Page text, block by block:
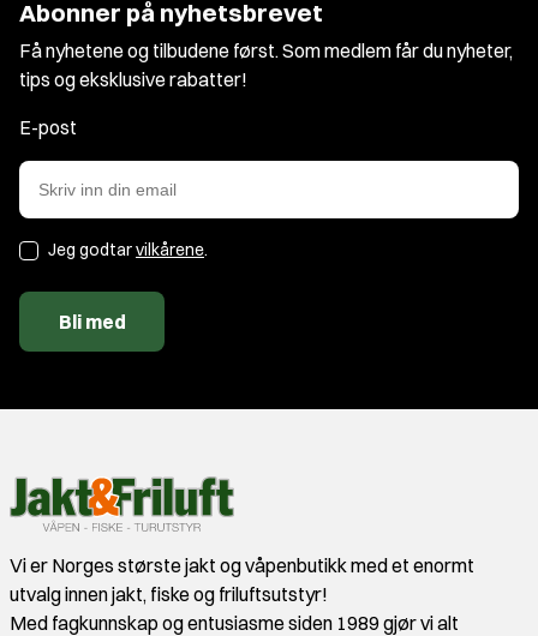
Abonner på nyhetsbrevet
Få nyhetene og tilbudene først. Som medlem får du nyheter,
tips og eksklusive rabatter!
E-post
Jeg godtarvilkårene.
Bli med
Vi er Norges største jakt og våpenbutikk med et enormt
utvalg innen jakt, fiske og friluftsutstyr!
Med fagkunnskap og entusiasme siden 1989 gjør vi alt